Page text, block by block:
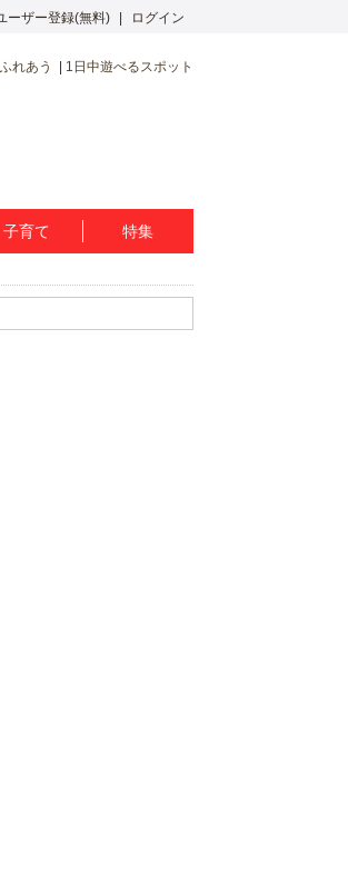
ーザー登録(無料) ログイン
れあう 1日中遊べるスポット
子育て 特集